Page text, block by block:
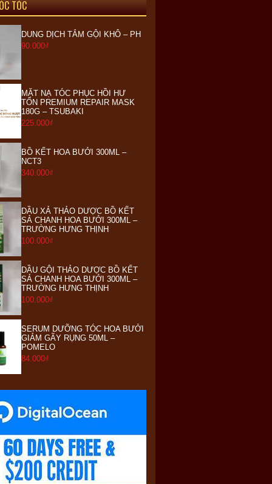
TÓC
DUNG DỊCH TẮM GỘI KHÔ – PH
90.000₫
MẶT NẠ TÓC PHỤC HỒI HƯ
TỔN PREMIUM REPAIR MASK
180G – TSUBAKI
225.000₫
BỒ KẾT HOA BƯỞI 300ML –
NCT3
340.000₫
DẦU XẢ THẢO DƯỢC BỒ KẾT
SẢ CHANH HOA BƯỞI 300ML –
TRƯỜNG HƯNG THỊNH
100.000₫
DẦU GỘI THẢO DƯỢC BỒ KẾT
SẢ CHANH HOA BƯỞI 300ML –
TRƯỜNG HƯNG THỊNH
100.000₫
SERUM DƯỠNG TÓC HOA BƯỞI
GIẢM GÃY RỤNG 50ML –
POMELO
84.000₫